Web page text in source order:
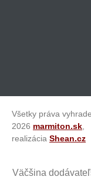
Všetky práva
2026 marmiton.sk
realizácia Shean.cz
Väčšina